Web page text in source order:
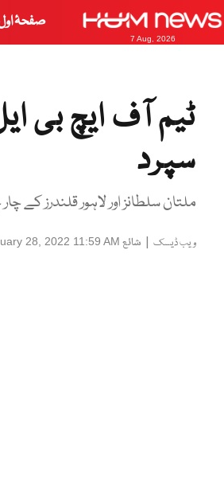
7 Aug, 2026
صفحۂ
سپرد
ملتان سلطانز اور لاہور قلندرز کے
ویب ڈیسک | شائع 28, 2022 11:59 AM